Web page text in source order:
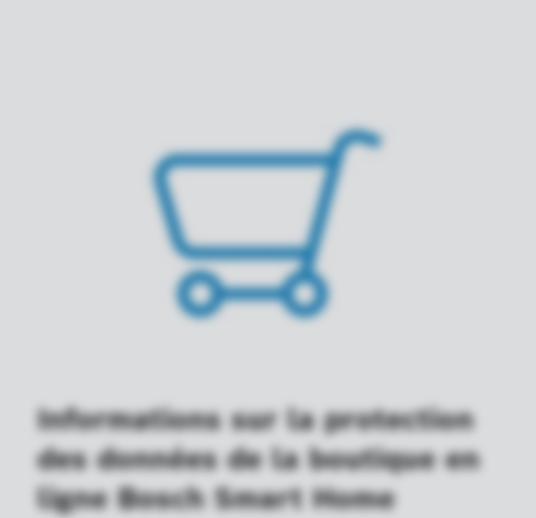
Informations sur la protection
des données de la boutique en
ligne Bosch Smart Home